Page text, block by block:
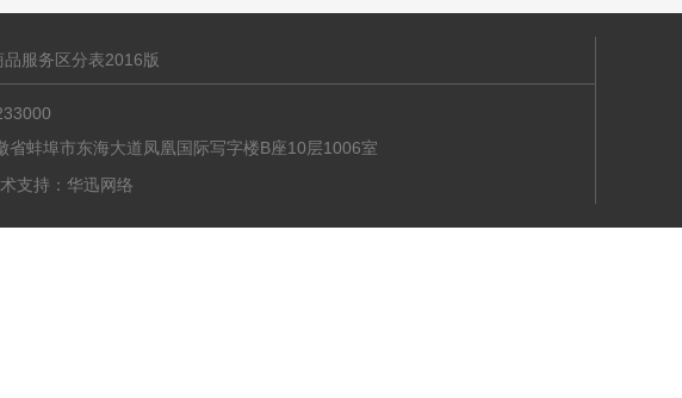
品服务区分表2016版
蚌埠市东海大道凤凰国际写字楼B座10层1006室
支持： 华迅网络